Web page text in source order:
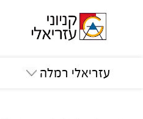
עזריאלי רמלה